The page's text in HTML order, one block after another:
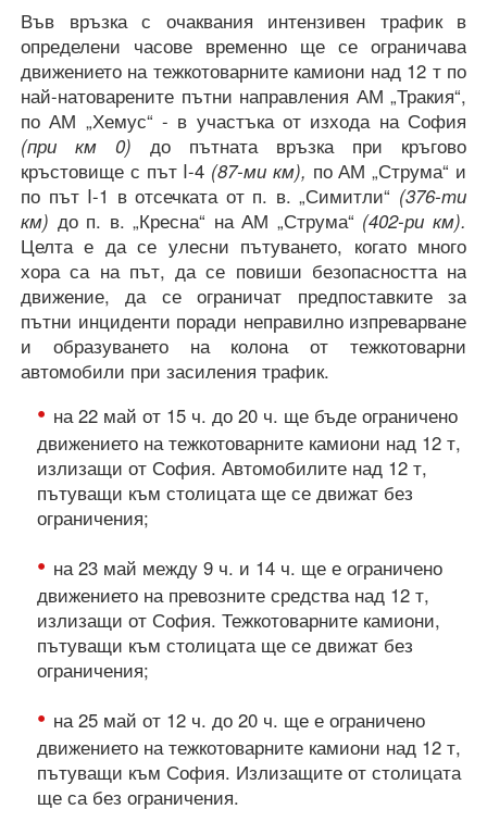
Във връзка с очаквания интензивен трафик в
определени часове временно ще се ограничава
движението на тежкотоварните камиони над 12 т по
най-натоварените пътни направления АМ „Тракия“,
по АМ „Хемус“ - в участъка от изхода на София
(при км 0) до пътната връзка при кръгово
кръстовище с път I-4 (87-ми км), по АМ „Струма“ и
по път I-1 в отсечката от п. в. „Симитли“ (376-ти
км) до п. в. „Кресна“ на АМ „Струма“ (402-ри км).
Целта е да се улесни пътуването, когато много
хора са на път, да се повиши безопасността на
движение, да се ограничат предпоставките за
пътни инциденти поради неправилно изпреварване
и образуването на колона от тежкотоварни
автомобили при засиления трафик.
на 22 май от 15 ч. до 20 ч. ще бъде ограничено
движението на тежкотоварните камиони над 12 т,
излизащи от София. Автомобилите над 12 т,
пътуващи към столицата ще се движат без
ограничения;
на 23 май между 9 ч. и 14 ч. ще е ограничено
движението на превозните средства над 12 т,
излизащи от София. Тежкотоварните камиони,
пътуващи към столицата ще се движат без
ограничения;
на 25 май от 12 ч. до 20 ч. ще е ограничено
движението на тежкотоварните камиони над 12 т,
пътуващи към София. Излизащите от столицата
ще са без ограничения.